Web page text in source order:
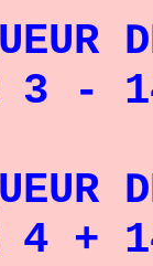
3
4